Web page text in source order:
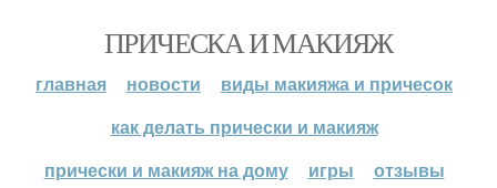
ПРИЧЕСКА И МАКИЯЖ
главная новости
виды макияжа и причесок
как делать прически и макияж
прически и макияж на дому
игры отзывы